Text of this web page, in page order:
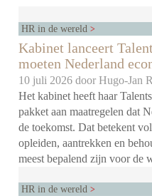
HR in de wereld
Kabinet lanceert
moeten Nederland
10 juli 2026 doorHugo-Jan
Het kabinet heeft haar
pakket aan maatregelen dat
de toekomst. Dat betekent
opleiden, aantrekken en
meest bepalend zijn voor de
HR in de wereld